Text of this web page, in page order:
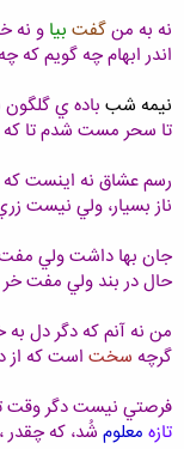
رفتم نگو فقط یارم وفا
یک روز باز خواهم گشت
پ.ن.شاعر به دلیل مشغله درسی و
میکند.دلم براتون تنگ میشه
نه به منگفت بيا و نه
اندر ابهام چه گويم که
نيمه شب باده ي گلگون
تا سحر مست شدم تا که
رسم عشاق نه اينست که
ناز بسيار، ولي نيست
جان بها داشت ولي
حال در بند ولي مفت
من نه آنم که دگر دل به
گرچه سخت است که از
فرصتي نيست دگر وقت
تازه معلوم شُد، كه چقدر ،